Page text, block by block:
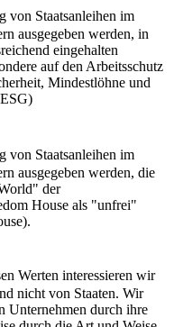
von Staatsanleihen im
ausgegeben werden, in
eingehalten
auf den Arbeitsschutz
Mindestlöhne und
von Staatsanleihen im
ausgegeben werden, die
der
House als "unfrei"
Werten interessieren wir
nicht von Staaten. Wir
Unternehmen durch ihre